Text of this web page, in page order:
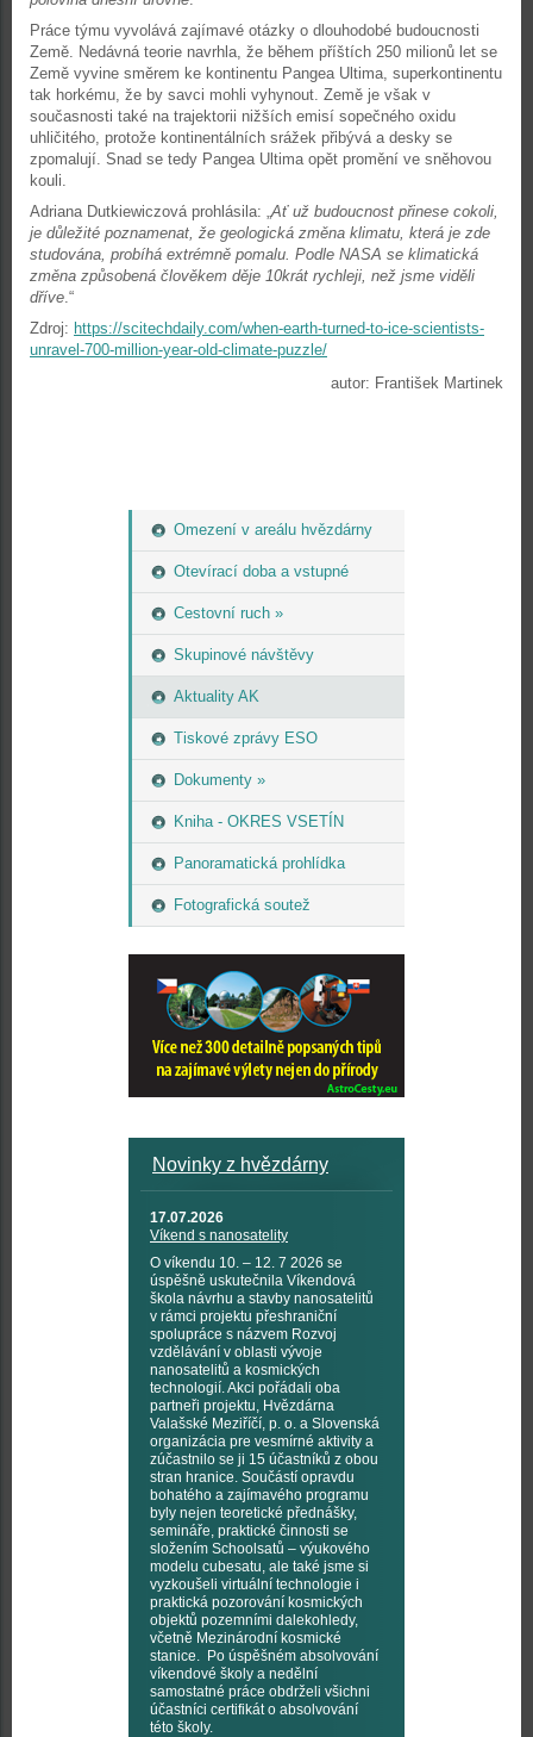
Omezení v areálu hvězdárny
Otevírací doba a vstupné
Cestovní ruch »
Skupinové návštěvy
Aktuality AK
Tiskové zprávy ESO
Dokumenty »
Kniha - OKRES VSETÍN
Panoramatická prohlídka
Fotografická soutež
Novinky z hvězdárny
17.07.2026
Víkend s nanosatelity
O víkendu 10. – 12. 7 2026 se
úspěšně uskutečnila Víkendová
škola návrhu a stavby nanosatelitů
v rámci projektu přeshraniční
spolupráce s názvem Rozvoj
vzdělávání v oblasti vývoje
nanosatelitů a kosmických
technologií. Akci pořádali oba
partneři projektu, Hvězdárna
Valašské Meziříčí, p. o. a Slovenská
organizácia pre vesmírné aktivity a
zúčastnilo se ji 15 účastníků z obou
stran hranice. Součástí opravdu
bohatého a zajímavého programu
byly nejen teoretické přednášky,
semináře, praktické činnosti se
složením Schoolsatů – výukového
modelu cubesatu, ale také jsme si
vyzkoušeli virtuální technologie i
praktická pozorování kosmických
objektů pozemními dalekohledy,
včetně Mezinárodní kosmické
stanice. Po úspěšném absolvování
víkendové školy a nedělní
samostatné práce obdrželi všichni
účastníci certifikát o absolvování
této školy.
Práce týmu vyvolává zajímavé otázky o dlouhodobé budoucnosti
Země. Nedávná teorie navrhla, že během příštích 250 milionů let se
Země vyvine směrem ke kontinentu Pangea Ultima, superkontinentu
tak horkému, že by savci mohli vyhynout. Země je však v
současnosti také na trajektorii nižších emisí sopečného oxidu
uhličitého, protože kontinentálních srážek přibývá a desky se
zpomalují. Snad se tedy Pangea Ultima opět promění ve sněhovou
kouli.
Adriana Dutkiewiczová prohlásila: „Ať už budoucnost přinese cokoli,
je důležité poznamenat, že geologická změna klimatu, která je zde
studována, probíhá extrémně pomalu. Podle NASA se klimatická
změna způsobená člověkem děje 10krát rychleji, než jsme viděli
dříve.“
Zdroj: https://scitechdaily.com/when-earth-turned-to-ice-scientists-
unravel-700-million-year-old-climate-puzzle/
autor: František Martinek